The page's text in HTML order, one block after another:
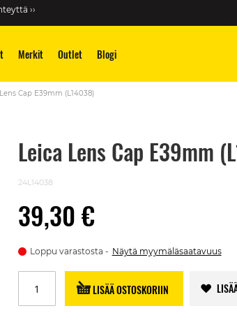
››
Merkit Outlet Blogi
Cap E39mm (L14038)
Leica Lens Cap E39mm
24L14038
39,30 €
Loppu varastosta Näytä myymäläsaatavuus
LISÄÄ OSTOSKORIIN